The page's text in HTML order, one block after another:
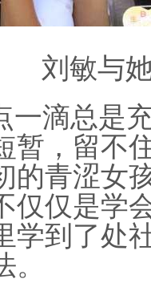
刘敏与
一滴总是
暂，留不
的青涩女
仅仅是学
学到了处